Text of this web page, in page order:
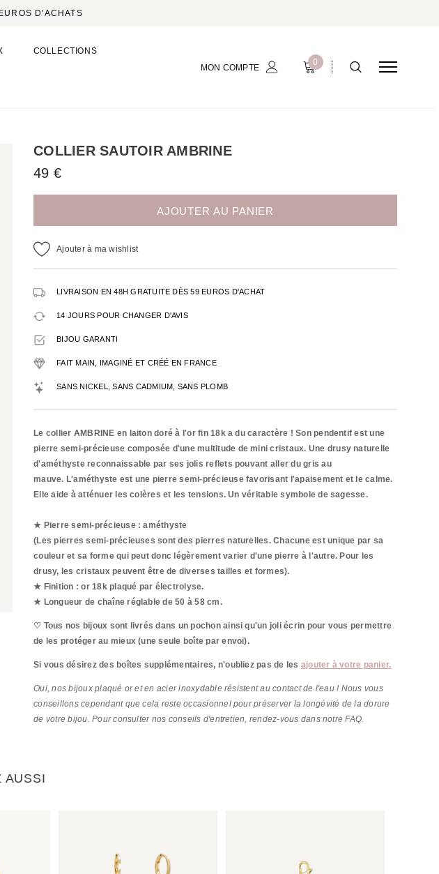
D'ACHATS
COLLECTIONS
MON COMPTE
0
COLLIER SAUTOIR AMBRINE
49 €
Ajouter à ma wishlist
LIVRAISON EN 48H GRATUITE DÈS 59 EUROS D'ACHAT
14 JOURS POUR CHANGER D'AVIS
BIJOU GARANTI
FAIT MAIN, IMAGINÉ ET CRÉÉ EN FRANCE
SANS NICKEL, SANS CADMIUM, SANS PLOMB
Le collier AMBRINE en laiton doré à l'or fin 18k a du caractère ! Son pendentif est une
pierre semi-précieuse composée d'une multitude de mini cristaux. Une drusy naturelle
d'améthyste reconnaissable par ses jolis reflets pouvant aller du gris au
mauve. L'améthyste est une pierre semi-précieuse favorisant l'apaisement et le calme.
Elle aide à atténuer les colères et les tensions. Un véritable symbole de sagesse.
★ Pierre semi-précieuse : améthyste
(Les pierres semi-précieuses sont des pierres naturelles. Chacune est unique par sa
couleur et sa forme qui peut donc légèrement varier d'une pierre à l'autre. Pour les
drusy, les cristaux peuvent être de diverses tailles et formes).
★ Finition : or 18k plaqué par électrolyse.
★ Longueur de chaîne réglable de 50 à 58 cm.
♡ Tous nos bijoux sont livrés dans un pochon ainsi qu'un joli écrin pour vous permettre
de les protéger au mieux (une seule boîte par envoi).
Si vous désirez des boîtes supplémentaires, n'oubliez pas de les ajouter à votre panier.
Oui, nos bijoux plaqué or et en acier inoxydable résistent au contact de l'eau ! Nous vous
conseillons cependant que cela reste occasionnel pour préserver la longévité de la dorure
de votre bijou. Pour consulter nos conseils d'entretien, rendez-vous dans notre FAQ.
AUSSI